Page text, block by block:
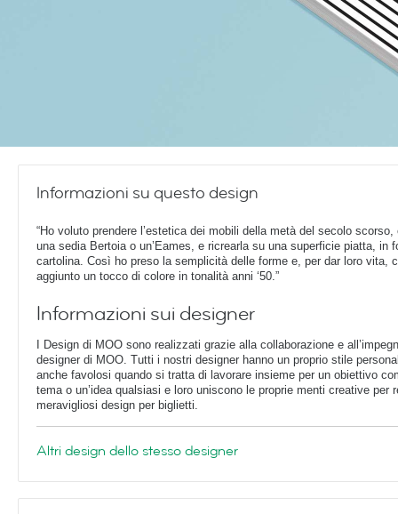
Informazioni su questo design
“Ho voluto prendere l’estetica dei mobili della metà del secolo scorso,
una sedia Bertoia o un’Eames, e ricrearla su una superficie piatta, in
cartolina. Così ho preso la semplicità delle forme e, per dar loro vita,
aggiunto un tocco di colore in tonalità anni ‘50.”
Informazioni sui designer
I Design di MOO sono realizzati grazie alla collaborazione e
designer di MOO. Tutti i nostri designer hanno un proprio stile
anche favolosi quando si tratta di lavorare insieme per un obiettivo
tema o un’idea qualsiasi e loro uniscono le proprie menti creative per
meravigliosi design per biglietti.
Altri design dello stesso designer